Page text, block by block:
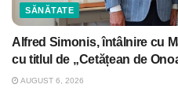
SĂNĂTATE
Alfred Simonis, întâlnire cu
cu titlul de „Cetățean de
AUGUST 6, 2026